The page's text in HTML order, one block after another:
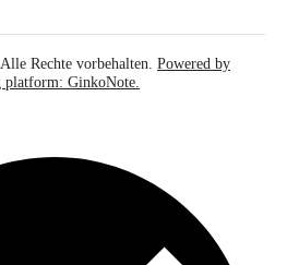
Rechte vorbehalten. Powered by
platform: GinkoNote.